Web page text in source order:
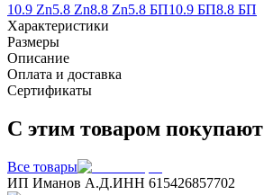
10.9 Zn5.8 Zn8.8 Zn5.8 БП10.9 БП8.8 БП
Характеристики
Размеры
Описание
Оплата и доставка
Сертификаты
С этим товаром покупают
Все товары
ИП Иманов А.Д.ИНН 615426857702